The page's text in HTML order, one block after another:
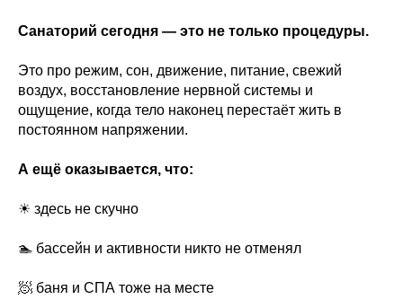
Санаторий сегодня — это не только процедуры.
Это про режим, сон, движение, питание, свежий
воздух, восстановление нервной системы и
ощущение, когда тело наконец перестаёт жить в
постоянном напряжении.
А ещё оказывается, что:
☀ здесь не скучно
🏊 бассейн и активности никто не отменял
🧖 баня и СПА тоже на месте